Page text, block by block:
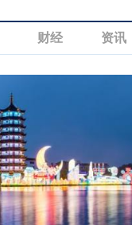
财经 资讯